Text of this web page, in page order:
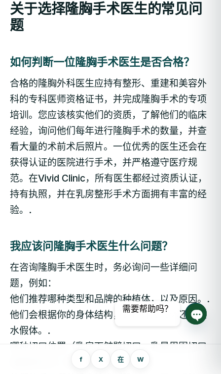
f X 在 W
关于选择隆胸手术医生的常见问
题
如何判断一位隆胸手术医生是否合格？
合格的隆胸外科医生应持有整形、重建和美容外
科的专科医师资格证书，并完成隆胸手术的专项
培训。您应该核实他们的资质，了解他们的临床
经验，询问他们每年进行隆胸手术的数量，并查
看大量的术前术后照片。一位优秀的医生还会在
获得认证的医院进行手术，并严格遵守医疗规
范。在Vivid Clinic，所有医生都经过资质认证，
持有执照，并在乳房整形手术方面拥有丰富的经
验。.
我应该问隆胸手术医生什么问题？
在咨询隆胸手术医生时，务必询问一些详细问
题，例如：
他们推荐哪种类型和品牌的种植体，以及原因。.
他们会根据你的身体结构，选择硅胶假体还是盐
水假体。.
哪种切口位置（乳房下皱襞切口、乳晕周围切口
或腋窝切口）最适合您？.
需要帮助吗？